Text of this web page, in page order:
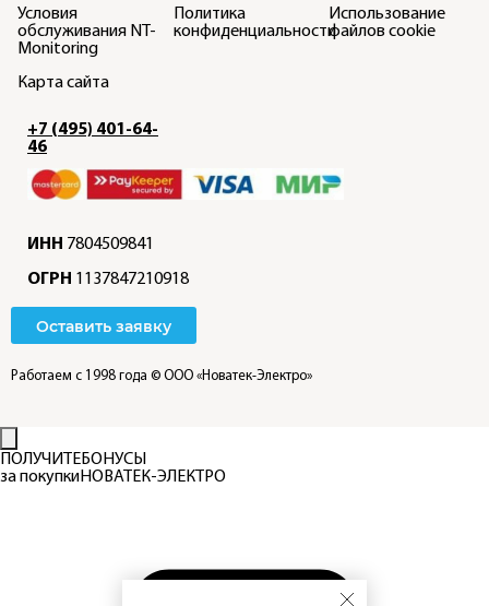
Условия
обслуживания NT-
Monitoring
Политика
конфиденциальности
Использование
файлов cookie
Карта сайта
+7 (495) 401-64-
46
ИНН 7804509841
ОГРН 1137847210918
Оставить заявку
Работаем с 1998 года © ООО «Новатек-Электро»
ПОЛУЧИТЕБОНУСЫ
за покупкиНОВАТЕК-ЭЛЕКТРО